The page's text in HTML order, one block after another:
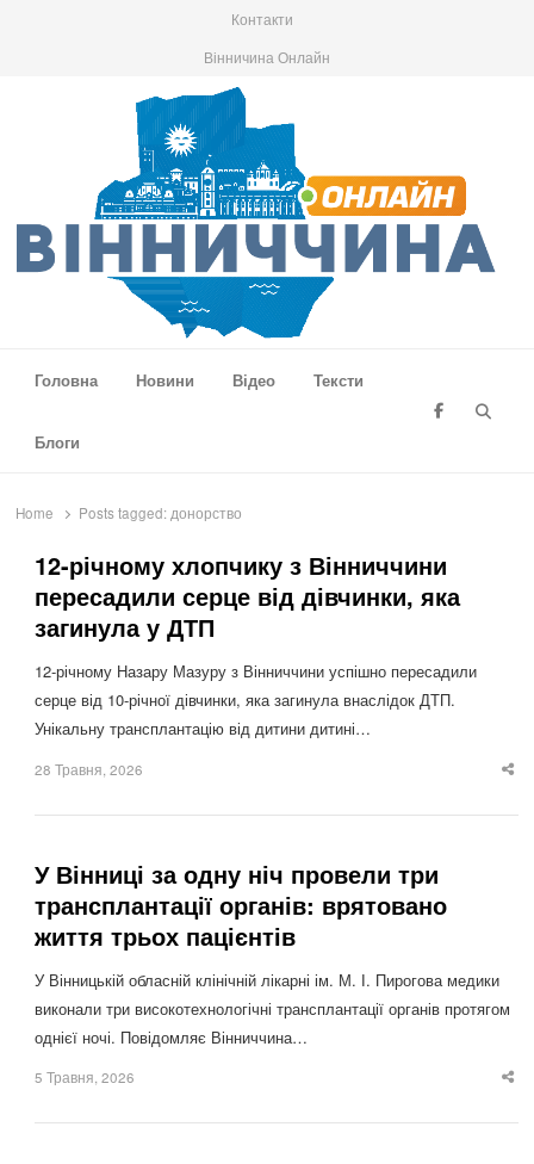
Контакти
Вінничина Онлайн
Головна
Новини Відео Тексти
Блоги
Home Posts tagged: донорство
12-річному хлопчику з Вінниччини
пересадили серце від дівчинки, яка
загинула у ДТП
12-річному Назару Мазуру з Вінниччини успішно пересадили
серце від 10-річної дівчинки, яка загинула внаслідок ДТП.
Унікальну трансплантацію від дитини дитині…
28 Травня, 2026
У Вінниці за одну ніч провели три
трансплантації органів: врятовано
життя трьох пацієнтів
У Вінницькій обласній клінічній лікарні ім. М. І. Пирогова медики
виконали три високотехнологічні трансплантації органів протягом
однієї ночі. Повідомляє Вінниччина…
5 Травня, 2026